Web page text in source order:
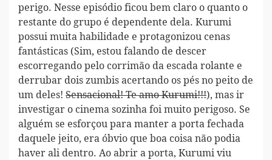
perigo. Nesse episódio ficou bem claro o quanto o
restante do grupo é dependente dela. Kurumi
possui muita habilidade e protagonizou cenas
fantásticas (Sim, estou falando de descer
escorregando pelo corrimão da escada rolante e
derrubar dois zumbis acertando os pés no peito de
um deles! Sensacional! Te amo Kurumi!!!), mas ir
investigar o cinema sozinha foi muito perigoso. Se
alguém se esforçou para manter a porta fechada
daquele jeito, era óbvio que boa coisa não podia
haver ali dentro. Ao abrir a porta, Kurumi viu